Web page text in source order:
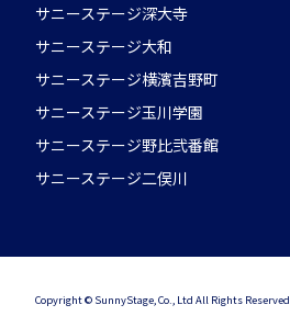
サニーステージ深大寺
サニーステージ大和
サニーステージ横濱吉野町
サニーステージ玉川学園
サニーステージ野比弐番館
サニーステージ二俣川
Copyright © SunnyStage, Co., Ltd All Rights Reserved.